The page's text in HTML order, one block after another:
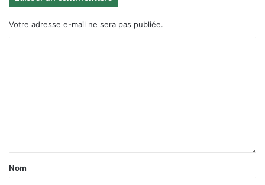
Votre adresse e-mail ne sera pas publiée.
Nom